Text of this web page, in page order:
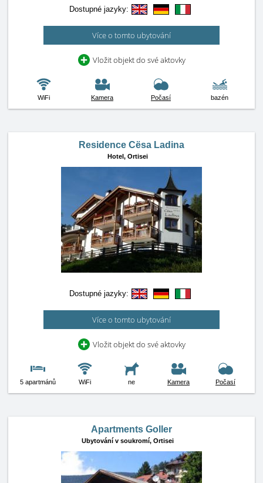
Dostupné jazyky:
Více o tomto ubytování
Vložit objekt do své aktovky
WiFi Kamera Počasí bazén
Residence Cësa Ladina
Hotel, Ortisei
Dostupné jazyky:
Více o tomto ubytování
Vložit objekt do své aktovky
5 apartmánů WiFi ne Kamera Počasí
Apartments Goller
Ubytování v soukromí, Ortisei